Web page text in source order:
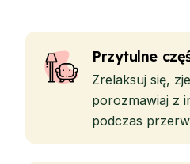
Przytulne
Zrelaksuj się,
porozmawiaj z
podczas